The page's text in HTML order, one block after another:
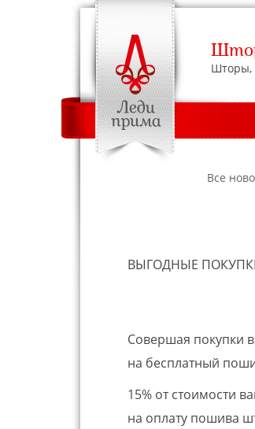
Шторы,
Все
ВЫГОДНЫЕ
Совершая покупки
на бесплатный
15% от стоимости
на оплату пошива